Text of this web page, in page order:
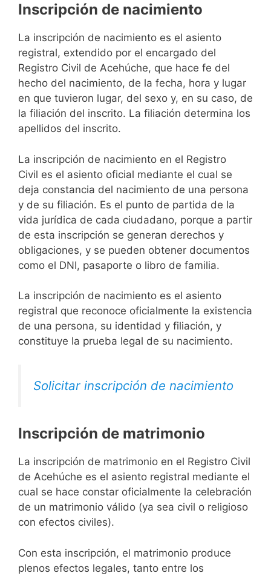
Inscripción de nacimiento
La inscripción de nacimiento es el asiento
registral, extendido por el encargado del
Registro Civil de Acehúche, que hace fe del
hecho del nacimiento, de la fecha, hora y lugar
en que tuvieron lugar, del sexo y, en su caso, de
la filiación del inscrito. La filiación determina los
apellidos del inscrito.
La inscripción de nacimiento en el Registro
Civil es el asiento oficial mediante el cual se
deja constancia del nacimiento de una persona
y de su filiación. Es el punto de partida de la
vida jurídica de cada ciudadano, porque a partir
de esta inscripción se generan derechos y
obligaciones, y se pueden obtener documentos
como el DNI, pasaporte o libro de familia.
La inscripción de nacimiento es el asiento
registral que reconoce oficialmente la existencia
de una persona, su identidad y filiación, y
constituye la prueba legal de su nacimiento.
Solicitar inscripción de nacimiento
Inscripción de matrimonio
La inscripción de matrimonio en el Registro Civil
de Acehúche es el asiento registral mediante el
cual se hace constar oficialmente la celebración
de un matrimonio válido (ya sea civil o religioso
con efectos civiles).
Con esta inscripción, el matrimonio produce
plenos efectos legales, tanto entre los